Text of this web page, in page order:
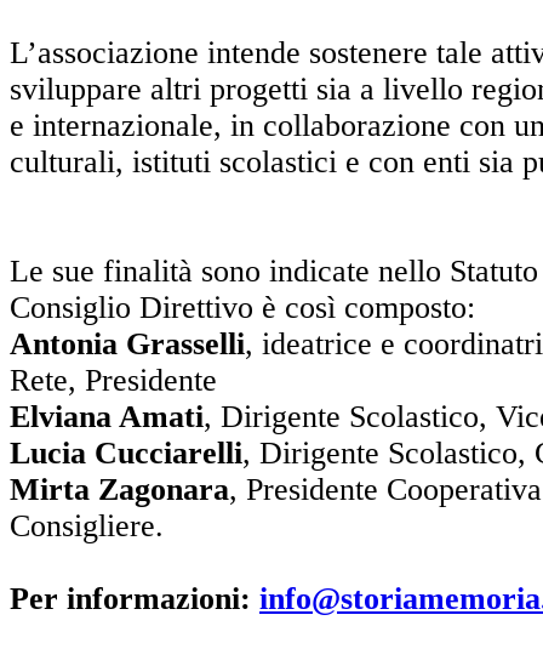
L’associazione intende sostenere tale
sviluppare altri progetti sia a livello
e internazionale, in collaborazione con
culturali, istituti scolastici e con enti sia
Le sue finalità sono indicate nello
Consiglio Direttivo è così composto:
Antonia Grasselli, ideatrice e
Rete, Presidente
Elviana Amati, Dirigente Scolastico,
Lucia Cucciarelli, Dirigente Scolastico,
Mirta Zagonara, Presidente
Consigliere.
Per informazioni: